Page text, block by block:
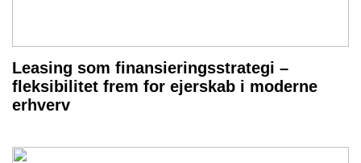
Leasing som finansieringsstrategi –
fleksibilitet frem for ejerskab i moderne
erhverv